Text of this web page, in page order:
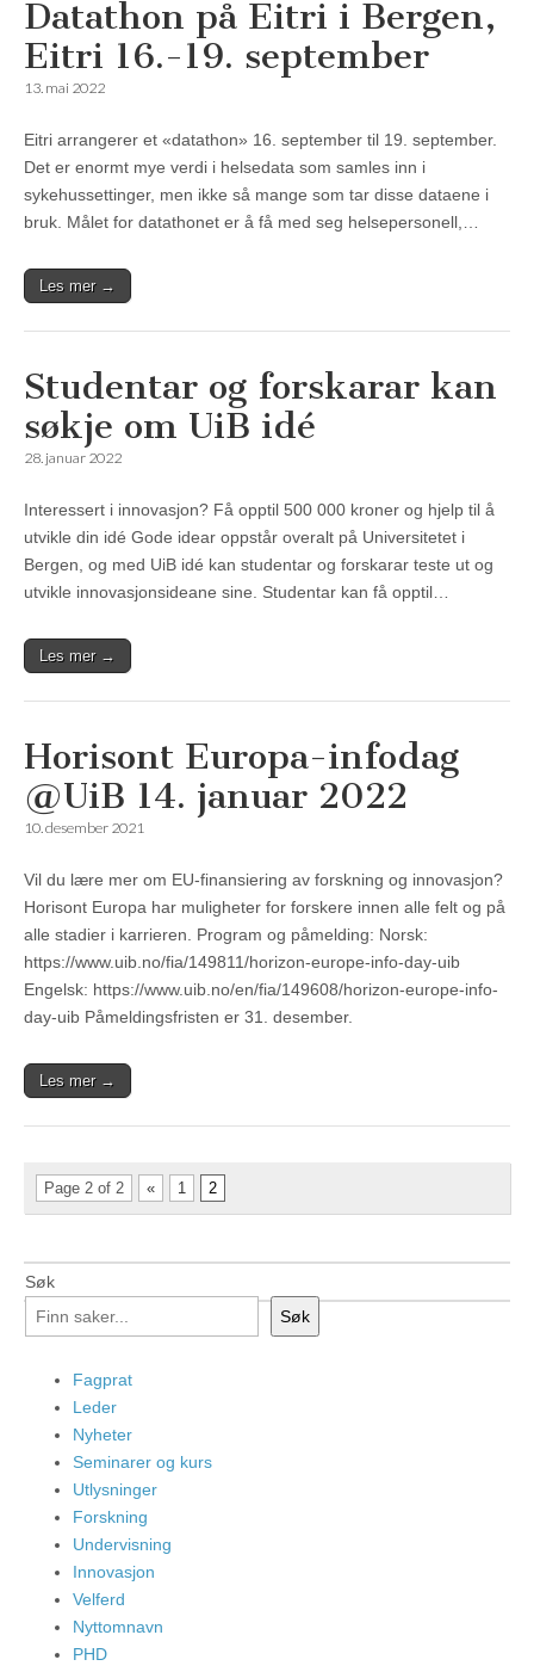
Datathon på Eitri i Bergen,
Eitri 16.-19. september
13. mai 2022
Eitri arrangerer et «datathon» 16. september til 19. september.
Det er enormt mye verdi i helsedata som samles inn i
sykehussettinger, men ikke så mange som tar disse dataene i
bruk. Målet for datathonet er å få med seg helsepersonell,…
Les mer →
Studentar og forskarar kan
søkje om UiB idé
28. januar 2022
Interessert i innovasjon? Få opptil 500 000 kroner og hjelp til å
utvikle din idé Gode idear oppstår overalt på Universitetet i
Bergen, og med UiB idé kan studentar og forskarar teste ut og
utvikle innovasjonsideane sine. Studentar kan få opptil…
Les mer →
Horisont Europa-infodag
@UiB 14. januar 2022
10. desember 2021
Vil du lære mer om EU-finansiering av forskning og innovasjon?
Horisont Europa har muligheter for forskere innen alle felt og på
alle stadier i karrieren. Program og påmelding: Norsk:
https://www.uib.no/fia/149811/horizon-europe-info-day-uib
Engelsk: https://www.uib.no/en/fia/149608/horizon-europe-info-
day-uib Påmeldingsfristen er 31. desember.
Les mer →
Page 2 of 2 « 1 2
Søk
Søk
Fagprat
Leder
Nyheter
Seminarer og kurs
Utlysninger
Forskning
Undervisning
Innovasjon
Velferd
Nyttomnavn
PHD